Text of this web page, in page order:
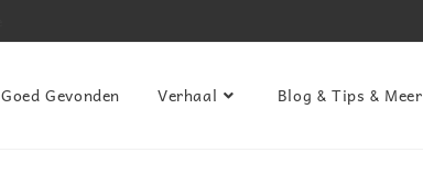
Goed Gevonden Verhaal Blog & Tips & Meer